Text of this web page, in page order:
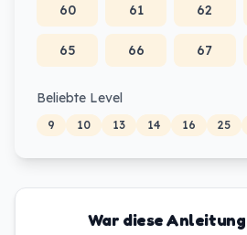
60 61 62
65 66 67
Beliebte Level
9 10 13 14 16 25
War diese